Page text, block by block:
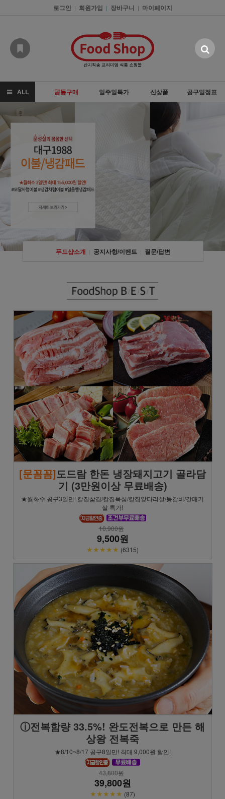
로그인 | 회원가입 | 장바구니 | 마이페이지
ALL 공동구매 일주일특가 신상품 공구일정표
푸드샵소개 공지사항/이벤트 질문/답변
[문꼼꼼]도드람 한돈 냉장돼지고기 골라담
기 (3만원이상 무료배송)
★월화수 공구3일만! 칼집삼겹/칼집목심/칼집앞다리살/등갈비/갈매기
살 특가!
10,900원
9,500원
★★★★★ (6315)
ⓘ전복함량 33.5%! 완도전복으로 만든 해
상왕 전복죽
★8/10~8/17 공구8일만! 최대 9,000원 할인!
43,800원
39,800원
★★★★★ (87)